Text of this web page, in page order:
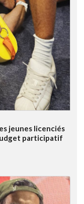
jeunes licenciés
participatif